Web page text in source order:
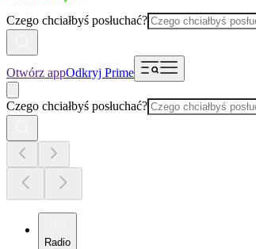
Czego chciałbyś posłuchać?
Otwórz appOdkryj Prime
Czego chciałbyś posłuchać?
Radio